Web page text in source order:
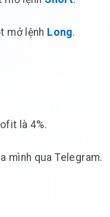
mở lệnh Long.
là 4%.
mình qua Telegram.